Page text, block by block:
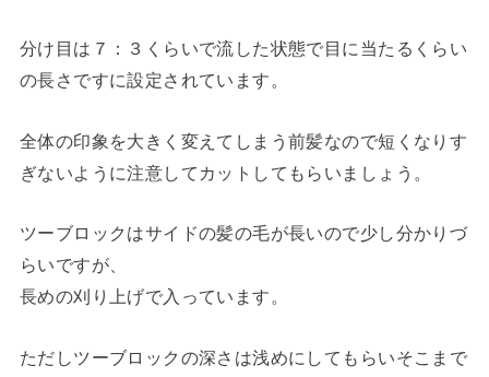
分け目は７：３くらいで流した状態で目に当たるくらい
の長さですに設定されています。
全体の印象を大きく変えてしまう前髪なので短くなりす
ぎないように注意してカットしてもらいましょう。
ツーブロックはサイドの髪の毛が長いので少し分かりづ
らいですが、
長めの刈り上げで入っています。
ただしツーブロックの深さは浅めにしてもらいそこまで